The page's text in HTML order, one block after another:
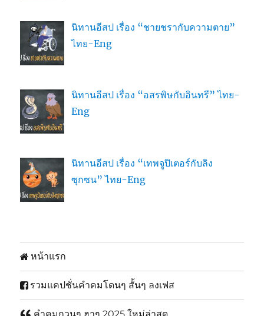
นิทานอีสป เรื่อง “ชายชรากับความตาย”
ไทย-Eng
นิทานอีสป เรื่อง “อสรพิษกับอินทรี” ไทย-
Eng
นิทานอีสป เรื่อง “เทพจูปิเตอร์กับลิง
ซุกซน” ไทย-Eng
หน้าแรก
รวมแคปชั่นคำคมโดนๆ สั้นๆ ลงเฟส